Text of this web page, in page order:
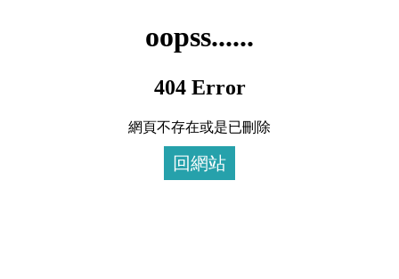
oopss......
404 Error
網頁不存在或是已刪除
回網站